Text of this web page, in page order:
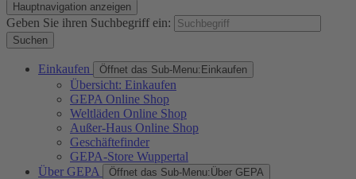
Hauptnavigation anzeigen
Geben Sie ihren Suchbegriff ein:
Suchen
Einkaufen Öffnet das Sub-Menu: Einkaufen
Übersicht: Einkaufen
GEPA Online Shop
Weltläden Online Shop
Außer-Haus Online Shop
Geschäftefinder
GEPA-Store Wuppertal
Über GEPA
Öffnet das Sub-Menu:Über GEPA